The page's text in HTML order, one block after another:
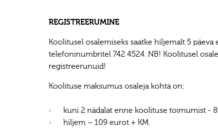
REGISTREERUMINE
Koolitusel osalemiseks saatke hiljemalt 5
telefoninumbritel 742 4524. NB! Koolitusel
registreerunuid!
Koolituse maksumus osaleja kohta on:
kuni 2 nädalat enne koolituse toimumist -
hiljem – 109 eurot + KM.